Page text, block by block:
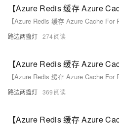
【Azure Redis 缓存 Azure Cache For
路边两盏灯 274
路边两盏灯 369